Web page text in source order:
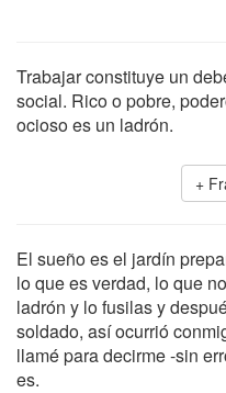
Trabajar constituye un
social. Rico o pobre,
ocioso es un ladrón.
El sueño es el jardín
lo que es verdad, lo que
ladrón y lo fusilas y
soldado, así ocurrió
llamé para decirme -sin
es.